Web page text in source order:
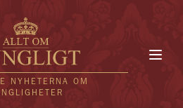
NYHETERNA OM